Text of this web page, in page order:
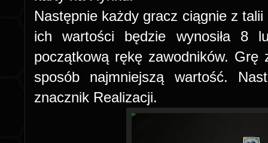
Następnie każdy gracz ciągnie z
ich wartości będzie wynosiła 8
początkową rękę zawodników. Grę
sposób najmniejszą wartość.
znacznik Realizacji.